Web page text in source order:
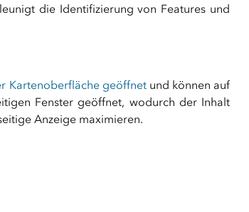
die Identifizierung von Features und
Kartenoberfläche geöffnetund können auf
Fenster geöffnet, wodurch der Inhalt
Anzeige maximieren.